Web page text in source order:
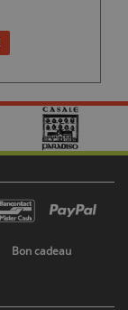
Bon cadeau